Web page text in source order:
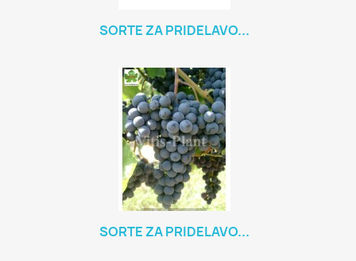
SORTE ZA PRIDELAVO...
SORTE ZA PRIDELAVO...